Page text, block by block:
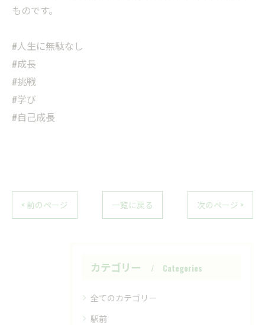
ものです。
#人生に無駄なし
#成長
#挑戦
#学び
#自己成長
< 前のページ 一覧に戻る 次のページ >
カテゴリー Categories
全てのカテゴリー
駅前